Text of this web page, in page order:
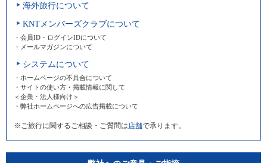
海外旅行について
KNTメンバーズクラブについて
・会員ID・ログインIDについて
・メールマガジンについて
システムについて
・ホームページの不具合について
・サイトの使い方・掲載情報に関して
＜企業・法人様向け＞
・弊社ホームページへの広告掲載について
※ご旅行に関するご相談・ご質問は 店舗で承ります。